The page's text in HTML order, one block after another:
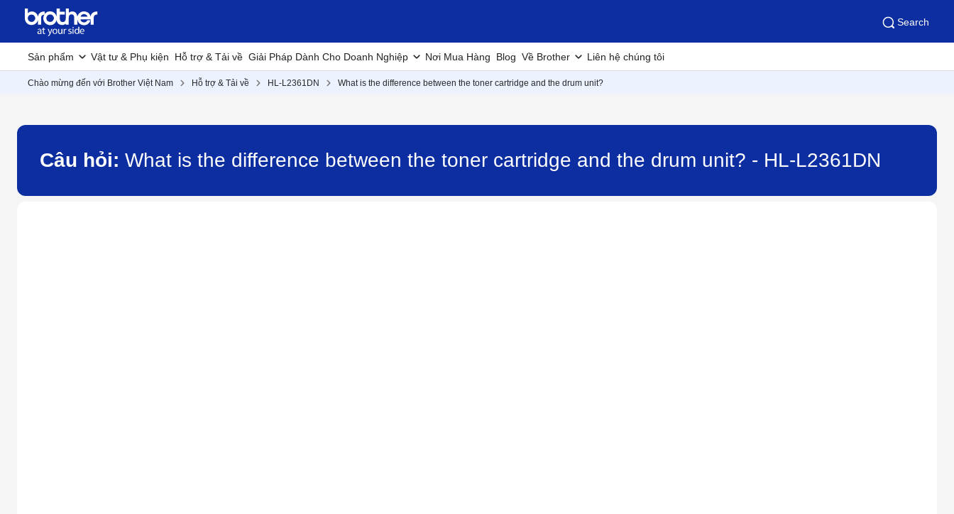
Search
Sản phẩm Vật tư & Phụ kiện Hỗ trợ & Tải về Giải Pháp Dành Cho Doanh Nghiệp Nơi Mua Hàng Blog Về Brother Liên hệ chúng tôi
Chào mừng đến với Brother Việt Nam Hỗ trợ & Tải về HL-L2361DN What is the difference between the toner cartridge and the drum unit?
Câu hỏi: What is the difference between the toner cartridge and the drum unit? - HL-L2361DN